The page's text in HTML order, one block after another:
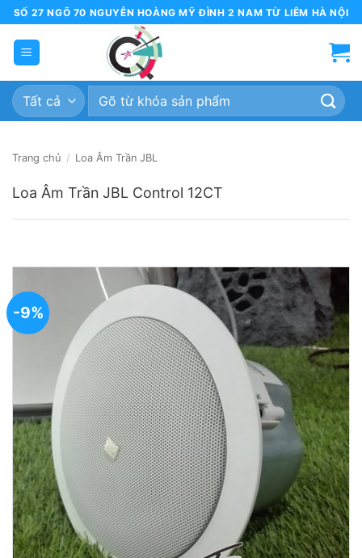
Bỏ
qua
dung
SỐ 27 NGÕ 70 NGUYỄN HOÀNG MỸ ĐÌNH 2 NAM TỪ LIÊM HÀ NỘI
Tìm
Trang chủ / Loa Âm Trần JBL
Loa Âm Trần JBL Control 12CT
-9%